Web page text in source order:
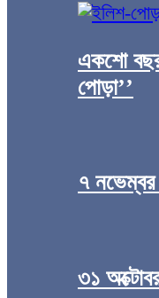
একশো
পোড়া’’
৭
৩১